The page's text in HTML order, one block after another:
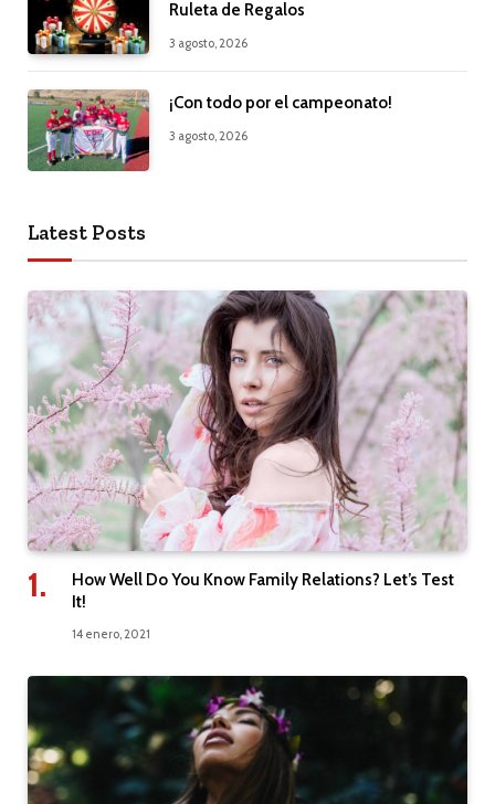
Ruleta de Regalos
3 agosto, 2026
¡Con todo por el campeonato!
3 agosto, 2026
Latest Posts
How Well Do You Know Family Relations? Let’s Test
It!
14 enero, 2021